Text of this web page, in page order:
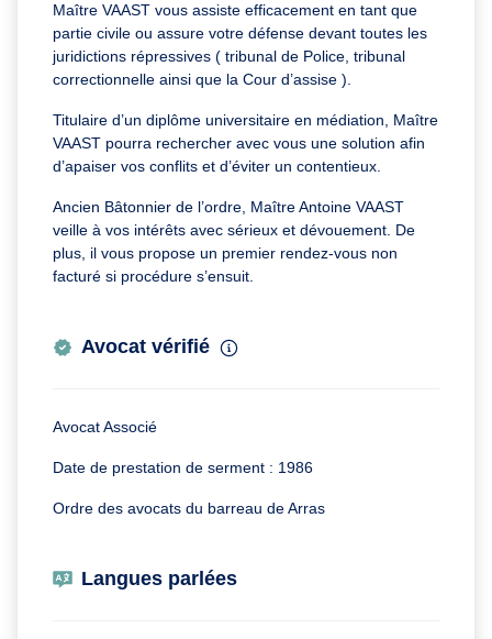
Maître VAAST vous assiste efficacement en tant que
partie civile ou assure votre défense devant toutes les
juridictions répressives ( tribunal de Police, tribunal
correctionnelle ainsi que la Cour d’assise ).
Titulaire d’un diplôme universitaire en médiation, Maître
VAAST pourra rechercher avec vous une solution afin
d’apaiser vos conflits et d’éviter un contentieux.
Ancien Bâtonnier de l’ordre, Maître Antoine VAAST
veille à vos intérêts avec sérieux et dévouement. De
plus, il vous propose un premier rendez-vous non
facturé si procédure s’ensuit.
Avocat vérifié
Avocat Associé
Date de prestation de serment : 1986
Ordre des avocats du barreau de Arras
Langues parlées